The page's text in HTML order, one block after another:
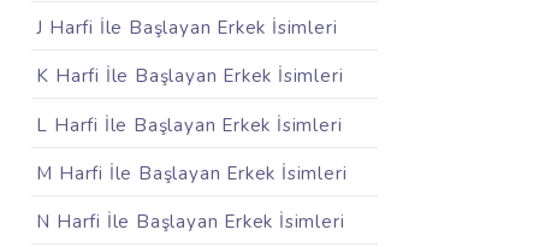
J Harfi İle Başlayan Erkek İsimleri
K Harfi İle Başlayan Erkek İsimleri
L Harfi İle Başlayan Erkek İsimleri
M Harfi İle Başlayan Erkek İsimleri
N Harfi İle Başlayan Erkek İsimleri